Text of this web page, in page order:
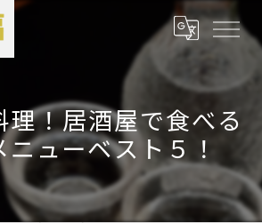
理！居酒屋で食べる
ューベスト５！